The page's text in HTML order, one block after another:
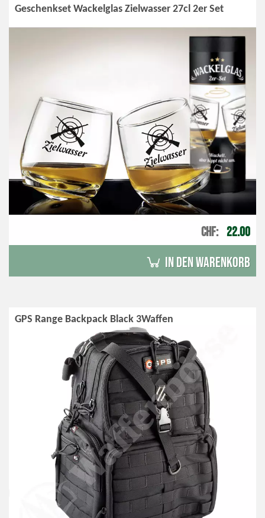
Geschenkset Wackelglas Zielwasser 27cl 2er Set
CHF 22.00
in den Warenkorb
GPS Range Backpack Black 3Waffen